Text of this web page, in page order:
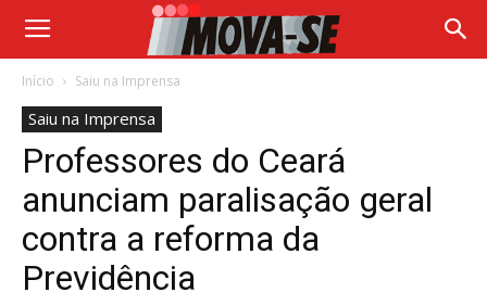
Início Saiu na Imprensa
Saiu na Imprensa
Professores do Ceará
anunciam paralisação geral
contra a reforma da
Previdência